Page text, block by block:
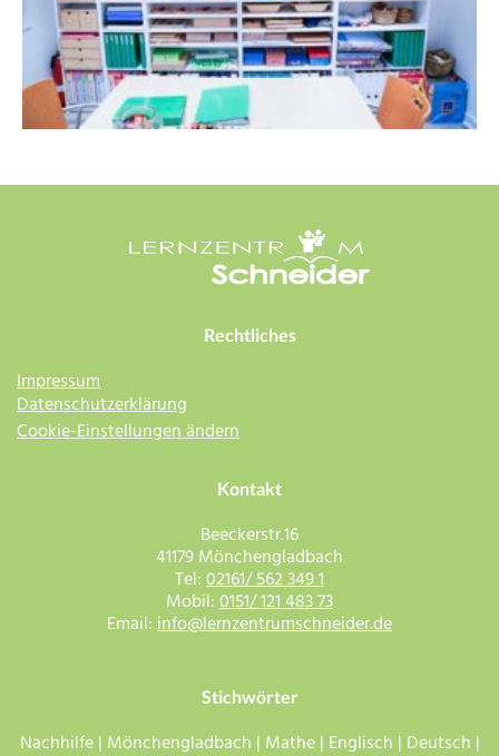
Rechtliches
Impressum
Datenschutzerklärung
Cookie-Einstellungen ändern
Kontakt
Beeckerstr.16
41179 Mönchengladbach
Tel:02161/ 562 349 1
Mobil:0151/ 121 483 73
Email:info@lernzentrumschneider.de
Stichwörter
Nachhilfe | Mönchengladbach | Mathe | Englisch | Deutsch |